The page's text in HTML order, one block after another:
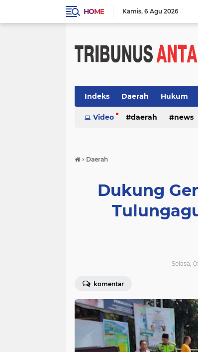
HOME Kamis 6 Agu 2026
Indeks Daerah Hukum
Video daerah news
› Daerah
Dukung
Selasa,
komentar